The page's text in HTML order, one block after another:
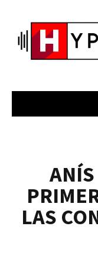
ANÍS
LAS